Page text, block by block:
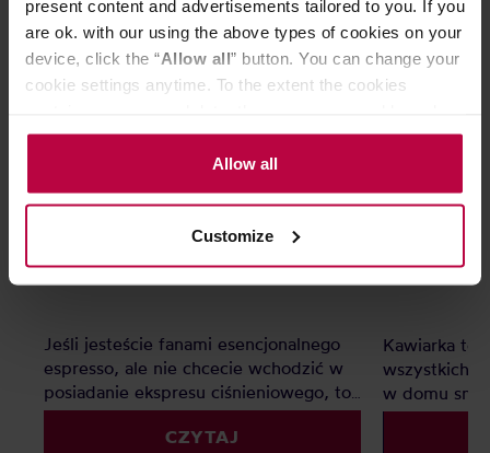
present content and advertisements tailored to you. If you
are ok. with our using the above types of cookies on your
device, click the “Allow all” button. You can change your
cookie settings anytime. To the extent the cookies
the controller’s (namely, ALL GOOD S.A., ul.
Mazowiecka 24I/U9, 78-100 Kołobrzeg) or third parties’
legitimate interests which are to ensure a high quality of
activities of the controller and authorized entities. More
information about cookies and the personal data
Allow all
Customize
Najlepsze kawiarki do domu
Jeśli jesteście fanami esencjonalnego
espresso, ale nie chcecie wchodzić w
posiadanie ekspresu ciśnieniowego, to
kafetierka będzie doskonałym
rozwiązaniem. Jaka kawiarka jest
CZYTAJ
Kawiarka to
wszystkich,
w domu
konieczności